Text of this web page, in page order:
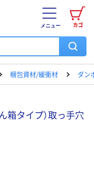
カゴ
メニュー
梱包資材/緩衝材 ダン
箱タイプ）取っ手穴